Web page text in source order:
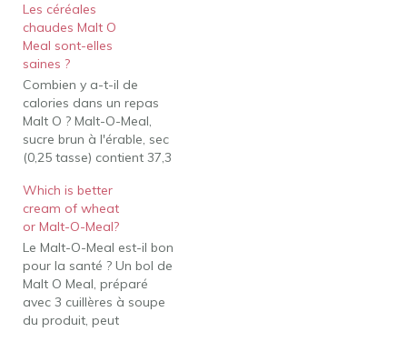
déjeuner copieux. Il vous
apportera 120 calories.
Vous obtiendrez une
bonne dose de glucides
complexes provenant du
blé et de l'orge, et le
repas ne…
Les céréales
chaudes Malt O
Meal sont-elles
saines ?
Combien y a-t-il de
calories dans un repas
Malt O ? Malt-O-Meal,
sucre brun à l'érable, sec
(0,25 tasse) contient 37,3
g de glucides nets, 0,5 g
de matières grasses, 3,9
g de protéines et 170
calories Malt O Meal est-il
bon pour un régime…
Which is better
cream of wheat
or Malt-O-Meal?
Le Malt-O-Meal est-il bon
pour la santé ? Un bol de
Malt O Meal, préparé
avec 3 cuillères à soupe
du produit, peut